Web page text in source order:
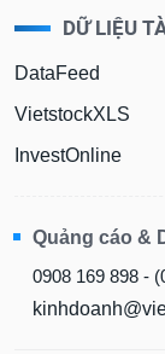
kiện
liệu
lý
DỮ LIỆU
DataFeed
VietstockXLS
InvestOnline
Quảng cáo &
0908 169 898 -
CÔNG
TIÊU
THIẾT
YẾU